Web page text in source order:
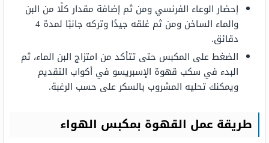
إحضار الوعاء الفرنسي ومن ثم إضافة مقدار كلًا من البن
والماء الساخن ومن ثم غلقه جيدًا وتركه جانبًا لمدة 4
دقائق.
الضغط على المكبس حتى تتأكد من امتزاج البن الماء، ثم
البدء في سكب قهوة الإسبريسو في أكواب التقديم
ويمكنك تحليه المشروب بالسكر على حسب الرغبة.
طريقة عمل القهوة بمكبس الهواء